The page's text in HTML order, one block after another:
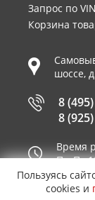
Запрос по
Корзина
шоссе,
8
8
Время
Пн-Пт
Принимаем
Пользуясь
cookies и